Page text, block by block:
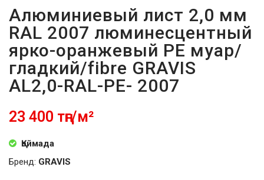
Алюминиевый лист 2,0 мм
RAL 2007 люминесцентный
ярко-оранжевый PE муар/
гладкий/fibre GRAVIS
AL2,0-RAL-PE- 2007
23 400 тңг/м²
Қоймада
Бренд: GRAVIS